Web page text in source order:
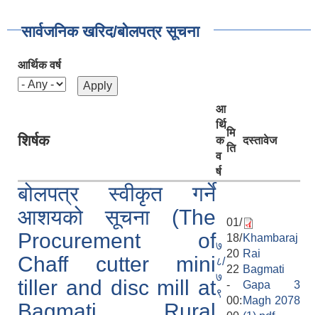
सार्वजनिक खरिद/बोलपत्र सूचना
आर्थिक वर्ष
शिर्षक
आ
र्थि
क
व
र्ष
मि
ति
दस्तावेज
बोलपत्र स्वीकृत गर्ने
आशयको सूचना (The
Procurement of
Chaff cutter mini
tiller and disc mill at
७
८/
७
९
01/
18/
20
22
-
00:
Khambaraj
Rai
Bagmati
Gapa 3
Magh 2078